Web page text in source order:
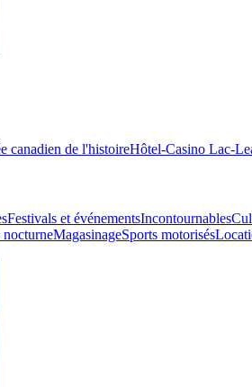
canadien de l'histoireHôtel-Casino Lac-
Festivals et événementsIncontournables
MagasinageSports motorisés